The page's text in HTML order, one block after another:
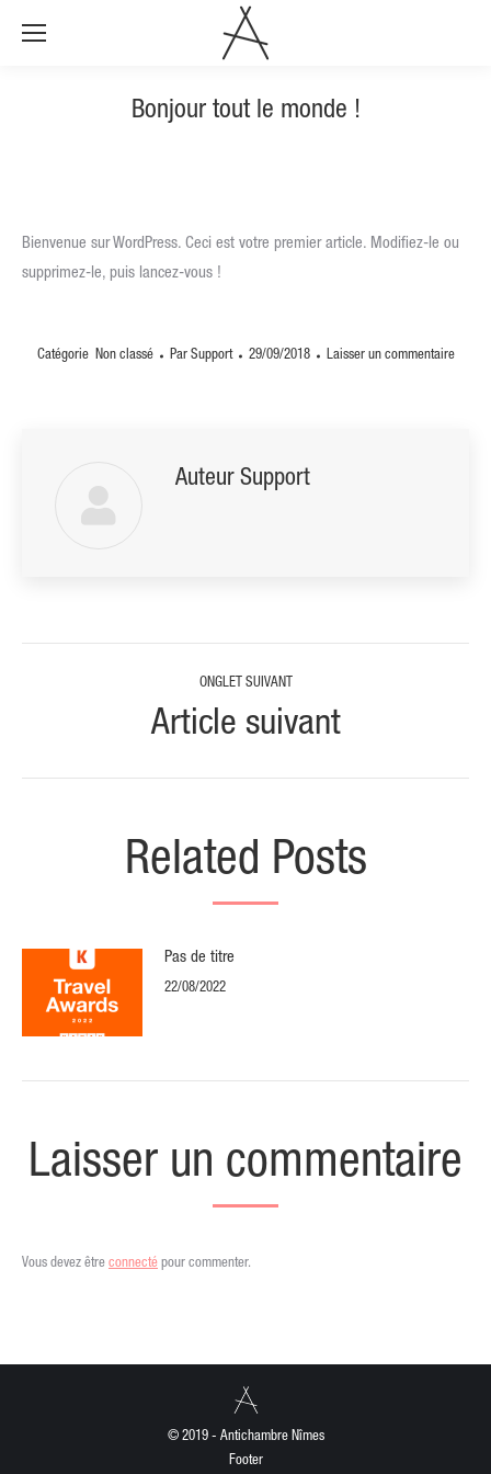
Bonjour tout le monde !
Bienvenue sur WordPress. Ceci est votre premier article. Modifiez-le ou
supprimez-le, puis lancez-vous !
Catégorie Non classé Par Support 29/09/2018 Laisser un commentaire
Auteur Support
Navigation
commentaire
ONGLET SUIVANT
Onglet
Article suivant
Related Posts
Pas de titre
22/08/2022
Laisser un commentaire
Vous devez être connecté pour commenter.
© 2019 - Antichambre Nîmes
Footer